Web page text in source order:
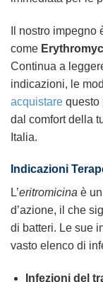
Il nostro
come
Continua a
indicazioni, le
acquistare questo
dal comfort della
Italia.
Indicazioni
L’eritromicina è
d’azione, il che
di batteri. Le sue
vasto elenco di
Infezioni del